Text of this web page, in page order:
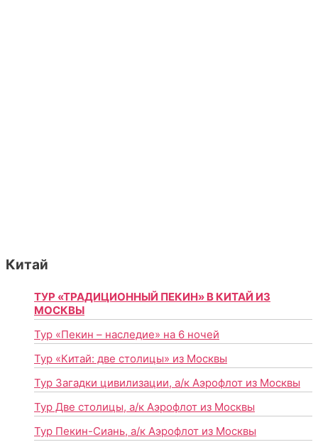
Китай
ТУР «ТРАДИЦИОННЫЙ ПЕКИН» В КИТАЙ ИЗ
МОСКВЫ
Тур «Пекин – наследие» на 6 ночей
Тур «Китай: две столицы» из Москвы
Тур Загадки цивилизации, а/к Аэрофлот из Москвы
Тур Две столицы, а/к Аэрофлот из Москвы
Тур Пекин-Сиань, а/к Аэрофлот из Москвы